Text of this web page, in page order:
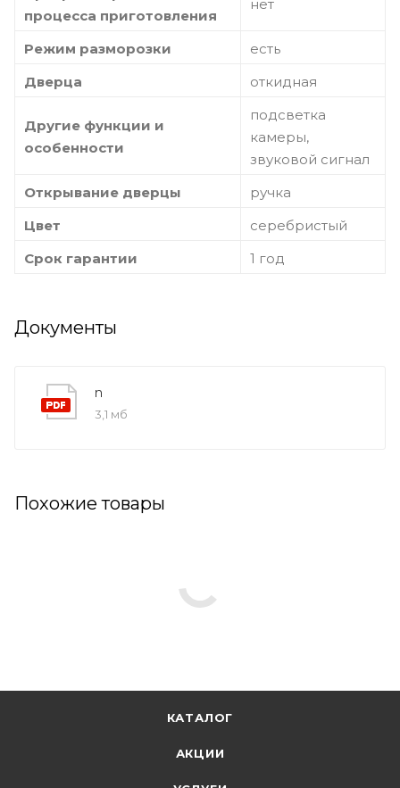
процесса приготовления
нет
Режим разморозки
есть
Дверца
откидная
Другие функции и
особенности
подсветка
камеры,
звуковой сигнал
Открывание дверцы
ручка
Цвет
серебристый
Срок гарантии
1 год
Документы
n
3,1 мб
Похожие товары
КАТАЛОГ
АКЦИИ